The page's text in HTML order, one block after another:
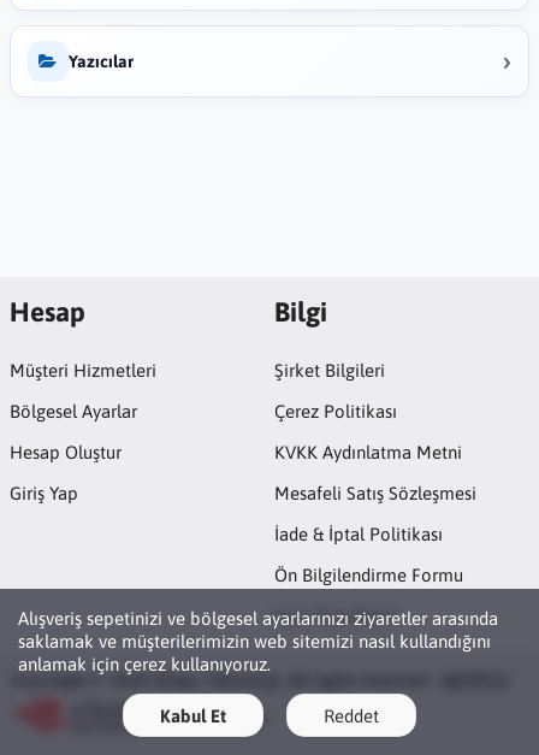
Yazıcılar ›
Alışveriş sepetinizi ve bölgesel ayarlarınızı ziyaretler arasında
saklamak ve müşterilerimizin web sitemizi nasıl kullandığını
anlamak için çerez kullanıyoruz.
Kabul Et Reddet
Hesap
Müşteri Hizmetleri
Bölgesel Ayarlar
Hesap Oluştur
Giriş Yap
Bilgi
Şirket Bilgileri
Çerez Politikası
KVKK Aydınlatma Metni
Mesafeli Satış Sözleşmesi
İade & İptal Politikası
Ön Bilgilendirme Formu
Açık Rıza Metni
Copyright © 2026 Netpc Teknoloji. All rights reserved ·
ETBİS'e Kayıtlıdır